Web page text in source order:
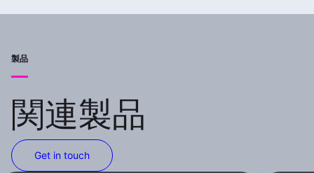
製品
関連製品
Get in touch